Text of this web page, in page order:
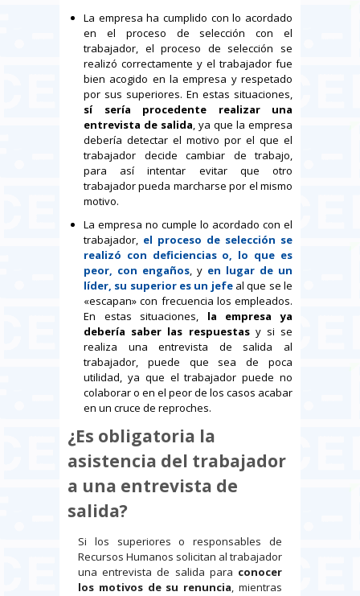
La empresa ha cumplido con lo acordado
en el proceso de selección con el
trabajador, el proceso de selección se
realizó correctamente y el trabajador fue
bien acogido en la empresa y respetado
por sus superiores. En estas situaciones,
sí sería procedente realizar una
entrevista de salida, ya que la empresa
debería detectar el motivo por el que el
trabajador decide cambiar de trabajo,
para así intentar evitar que otro
trabajador pueda marcharse por el mismo
motivo.
La empresa no cumple lo acordado con el
trabajador, el proceso de selección se
realizó con deficiencias o, lo que es
peor, con engaños, y en lugar de un
líder, su superior es un jefeal que se le
«escapan» con frecuencia los empleados.
En estas situaciones, la empresa ya
debería saber las respuestasy si se
realiza una entrevista de salida al
trabajador, puede que sea de poca
utilidad, ya que el trabajador puede no
colaborar o en el peor de los casos acabar
en un cruce de reproches.
¿Es obligatoria la
asistencia del trabajador
a una entrevista de
salida?
Si los superiores o responsables de
Recursos Humanos solicitan al trabajador
una entrevista de salida para conocer
los motivos de su renuncia, mientras